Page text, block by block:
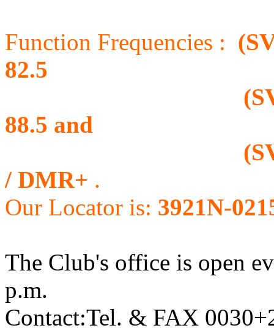
Function Frequencies :
82.5
(SV4D RU4 )
88.5 and
(SV4R RU96B
/ DMR+ .
Our Locator is: 3921Ν-
The Club's office is open
p.m.
Contact:Tel. & FAX